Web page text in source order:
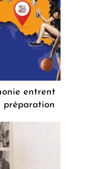
entrent
préparation